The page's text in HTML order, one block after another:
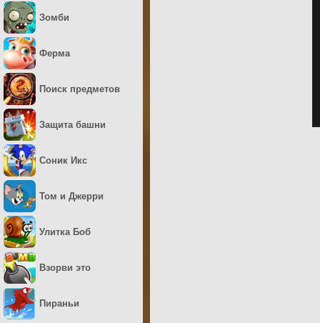
Зомби
Ферма
Поиск предметов
Защита башни
Соник Икс
Том и Джерри
Улитка Боб
Взорви это
Пираньи